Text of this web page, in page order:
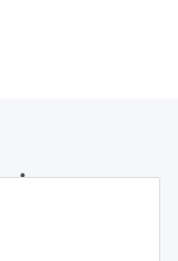
Ihrer